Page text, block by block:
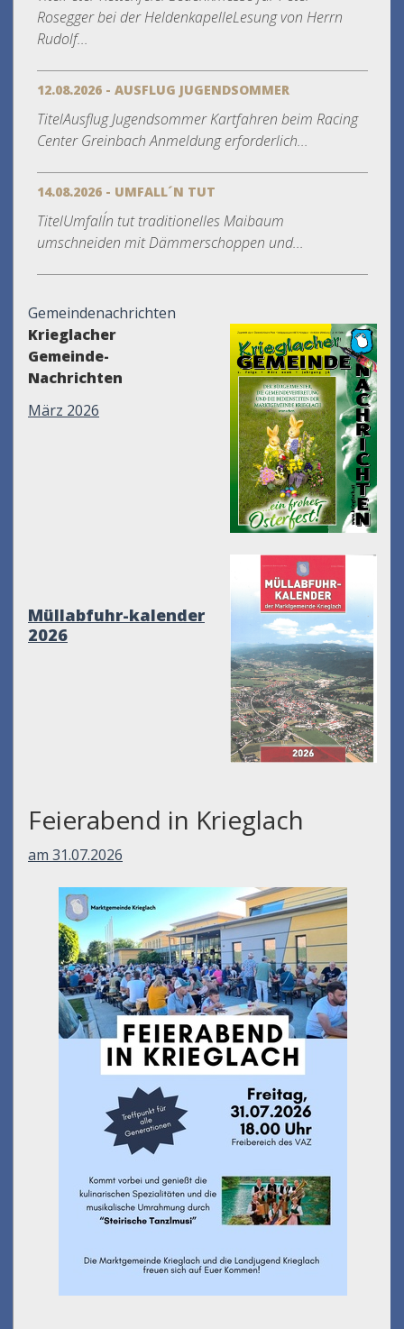
Rosegger bei der HeldenkapelleLesung von Herrn
Rudolf...
12.08.2026 - AUSFLUG JUGENDSOMMER
TitelAusflug Jugendsommer Kartfahren beim Racing
Center Greinbach Anmeldung erforderlich...
14.08.2026 - UMFALL´N TUT
TitelUmfall´n tut traditionelles Maibaum
umschneiden mit Dämmerschoppen und...
Gemeindenachrichten
Krieglacher
Gemeinde-
Nachrichten
März 2026
Müllabfuhr-kalender
2026
Feierabend in Krieglach
am 31.07.2026